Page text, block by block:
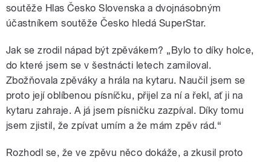
soutěže Hlas Česko Slovenska a dvojnásobným
účastníkem soutěže Česko hledá SuperStar.
Jak se zrodil nápad být zpěvákem? „Bylo to díky holce,
do které jsem se v šestnácti letech zamiloval.
Zbožňovala zpěváky a hrála na kytaru. Naučil jsem se
proto její oblíbenou písníčku, přijel za ní a řekl, ať ji na
kytaru zahraje. A já jsem písničku zazpíval. Díky tomu
jsem zjistil, že zpívat umím a že mám zpěv rád.“
Rozhodl se, že ve zpěvu něco dokáže, a zkusil proto